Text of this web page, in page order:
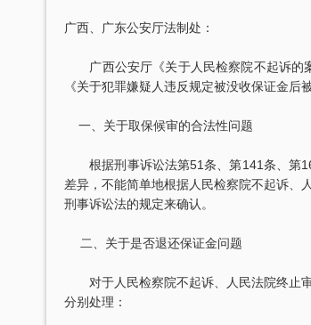
广西、广东公安厅法制处：
广西公安厅《关于人民检察院不起诉的
《关于犯罪嫌疑人违反规定被没收保证金
一、关于取保候审的合法性问题
根据刑事诉讼法第51条、第141条、第
差异，不能简单地根据人民检察院不起诉、
刑事诉讼法的规定来确认。
二、关于是否退还保证金问题
对于人民检察院不起诉、人民法院终止审
分别处理：